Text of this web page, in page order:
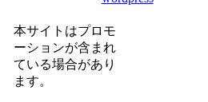
本サイトはプロモ
ーションが含まれ
ている場合があり
ます。